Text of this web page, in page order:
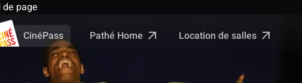
page
CinéPass Pathé Home Location de salles